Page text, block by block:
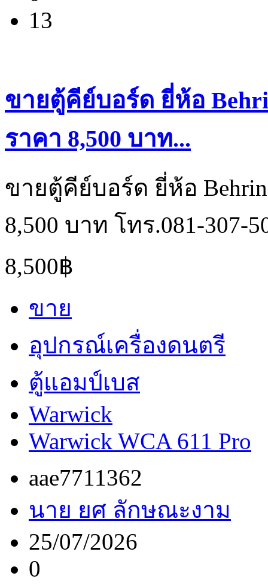
13
ขายตู้คีย์บอร์ด ยี่ห้อ
ราคา 8,500 บาท...
ขายตู้คีย์บอร์ด ยี่ห้อ
8,500 บาท โทร.081-307-
8,500฿
ขาย
อุปกรณ์เครื่องดนตรี
ตู้แอมป์เบส
Warwick
Warwick WCA 611 Pro
aae7711362
นาย ยศ ลักษณะงาม
25/07/2026
0